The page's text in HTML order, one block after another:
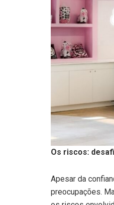
Os riscos:
Apesar da
preocupações.